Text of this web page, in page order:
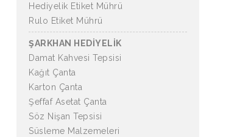
Hediyelik Etiket Mührü
Rulo Etiket Mührü
ŞARKHAN HEDİYELİK
Damat Kahvesi Tepsisi
Kağıt Çanta
Karton Çanta
Şeffaf Asetat Çanta
Söz Nişan Tepsisi
Süsleme Malzemeleri